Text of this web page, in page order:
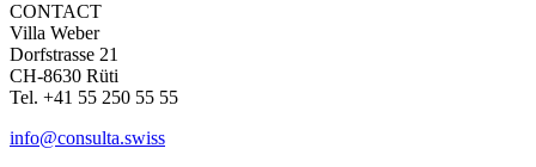
CONTACT
Villa Weber
Dorfstrasse 21
CH-8630 Rüti
Tel. +41 55 250 55 55
info@consulta.swiss